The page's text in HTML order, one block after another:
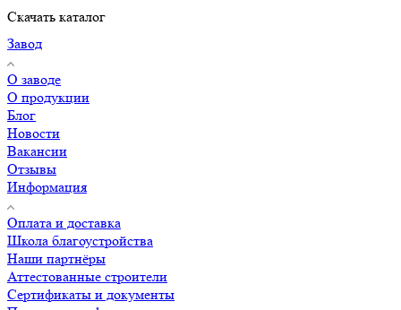
Скачать каталог
Завод
О заводе
О продукции
Блог
Новости
Вакансии
Отзывы
Информация
Оплата и доставка
Школа благоустройства
Наши партнёры
Аттестованные строители
Сертификаты и документы